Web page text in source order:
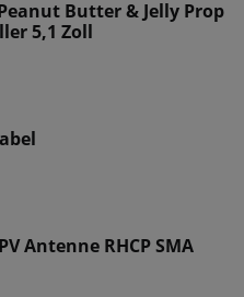
Butter & Jelly Prop
5,1 Zoll
Antenne RHCP SMA